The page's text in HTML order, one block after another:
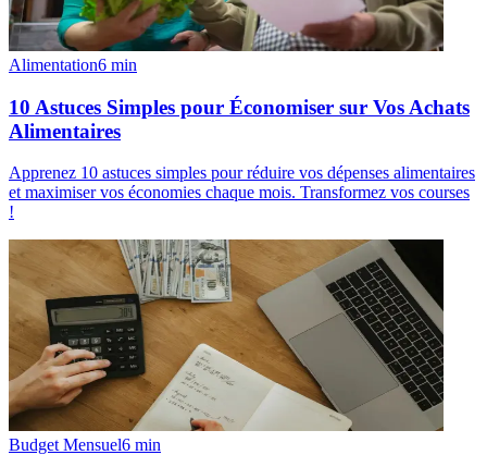
Alimentation6 min
10 Astuces Simples pour Économiser sur Vos Achats
Alimentaires
Apprenez 10 astuces simples pour réduire vos dépenses alimentaires
et maximiser vos économies chaque mois. Transformez vos courses
!
Budget Mensuel6 min